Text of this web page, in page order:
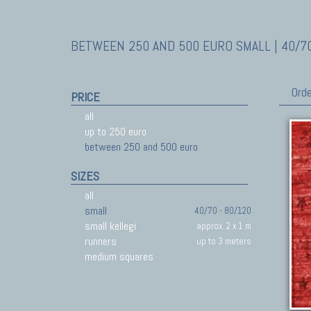
BETWEEN 250 AND 500 EURO SMALL | 40/
PRICE
all
up to 250 euro
between 250 and 500 euro
SIZES
all
small
40/70 - 80/120
small kellegi approx. 2 x 1 m
runners up to 3 meters
medium squares